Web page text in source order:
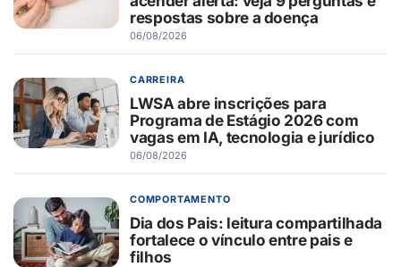
respostas sobre a doença
06/08/2026
CARREIRA
LWSA abre inscrições para
Programa de Estágio 2026 com
vagas em IA, tecnologia e jurídico
06/08/2026
COMPORTAMENTO
Dia dos Pais: leitura compartilhada
fortalece o vínculo entre pais e
filhos